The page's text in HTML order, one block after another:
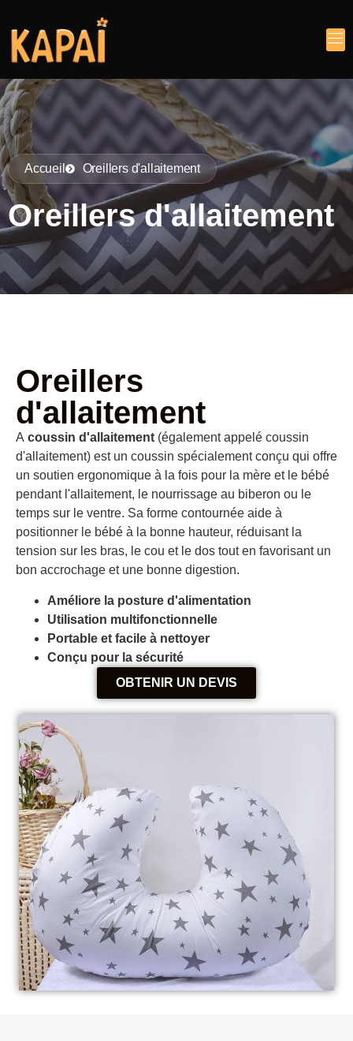
Accueil Oreillers d'allaitement
Oreillers d'allaitement
Oreillers
d'allaitement
A coussin d'allaitement (également appelé coussin
d'allaitement) est un coussin spécialement conçu qui offre
un soutien ergonomique à la fois pour la mère et le bébé
pendant l'allaitement, le nourrissage au biberon ou le
temps sur le ventre. Sa forme contournée aide à
positionner le bébé à la bonne hauteur, réduisant la
tension sur les bras, le cou et le dos tout en favorisant un
bon accrochage et une bonne digestion.
Améliore la posture d'alimentation
Utilisation multifonctionnelle
Portable et facile à nettoyer
Conçu pour la sécurité
OBTENIR UN DEVIS